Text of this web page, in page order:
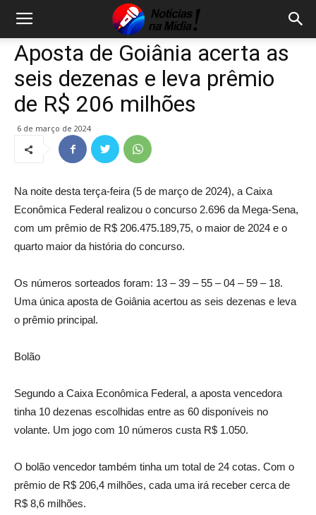
Aposta de Goiânia acerta as
seis dezenas e leva prêmio
de R$ 206 milhões
6 de março de 2024
Na noite desta terça-feira (5 de março de 2024), a Caixa
Econômica Federal realizou o concurso 2.696 da Mega-Sena,
com um prêmio de R$ 206.475.189,75, o maior de 2024 e o
quarto maior da história do concurso.
Os números sorteados foram: 13 – 39 – 55 – 04 – 59 – 18.
Uma única aposta de Goiânia acertou as seis dezenas e leva
o prêmio principal.
Bolão
Segundo a Caixa Econômica Federal, a aposta vencedora
tinha 10 dezenas escolhidas entre as 60 disponíveis no
volante. Um jogo com 10 números custa R$ 1.050.
O bolão vencedor também tinha um total de 24 cotas. Com o
prêmio de R$ 206,4 milhões, cada uma irá receber cerca de
R$ 8,6 milhões.